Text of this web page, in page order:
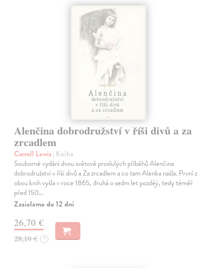
Alenčina dobrodružství v říši divů a za
zrcadlem
Carroll Lewis| Kniha
Souborné vydání dvou světově proslulých příběhů Alenčina
dobrodružství v říši divů a Za zrcadlem a co tam Alenka našla. První z
obou knih vyšla v roce 1865, druhá o sedm let později, tedy téměř
před 150…
Zasielame do 12 dní
26,70 €
28,10 € ?